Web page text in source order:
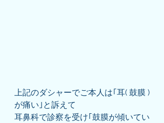
上記のダシャーでご本人は｢耳( 鼓膜 )
が痛い｣と訴えて
耳鼻科で診察を受け｢鼓膜が傾いてい